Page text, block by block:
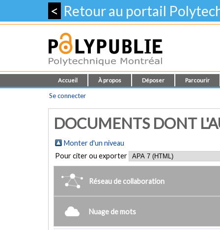
< Retour au portail
Accueil À propos Déposer Parcourir
Se connecter
DOCUMENTS DONT
Monter d'un niveau
Pour citer ou exporter
Réseau de collaboration
Nuage de mots